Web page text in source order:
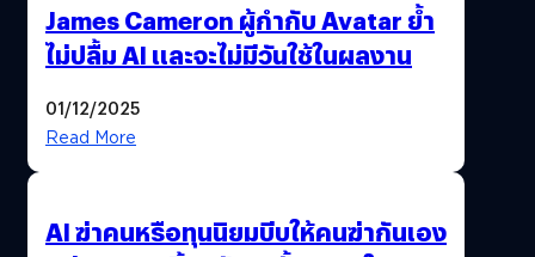
James Cameron ผู้กำกับ Avatar ย้ำ
ไม่ปลื้ม AI และจะไม่มีวันใช้ในผลงาน
01/12/2025
Read More
AI ฆ่าคนหรือทุนนิยมบีบให้คนฆ่ากันเอง